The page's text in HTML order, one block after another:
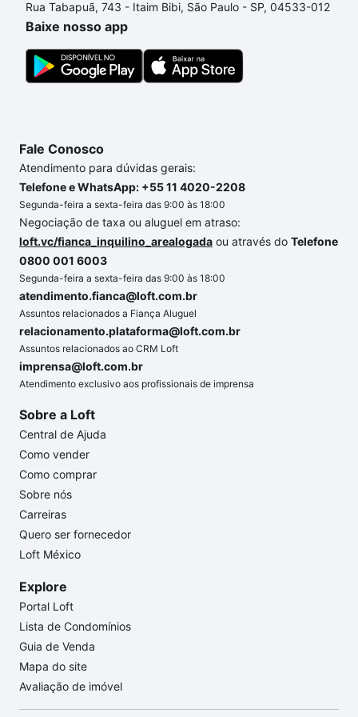
custa comprar um apartamento e conte com a
gente para comprar o imóvel dos seus sonhos com
segurança e conforto. Loft, com você até as
chaves.
Rua Tabapuã, 743 - Itaim Bibi, São Paulo - SP, 04533-012
Baixe nosso app
Fale Conosco
Atendimento para dúvidas gerais:
Telefone e WhatsApp: +55 11 4020-2208
Segunda-feira a sexta-feira das 9:00 às 18:00
Negociação de taxa ou aluguel em atraso:
loft.vc/fianca_inquilino_arealogada ou através do Telefone
0800 001 6003
Segunda-feira a sexta-feira das 9:00 às 18:00
atendimento.fianca@loft.com.br
Assuntos relacionados a Fiança Aluguel
relacionamento.plataforma@loft.com.br
Assuntos relacionados ao CRM Loft
imprensa@loft.com.br
Atendimento exclusivo aos profissionais de imprensa
Sobre a Loft
Central de Ajuda
Como vender
Como comprar
Sobre nós
Carreiras
Quero ser fornecedor
Loft México
Explore
Portal Loft
Lista de Condomínios
Guia de Venda
Mapa do site
Avaliação de imóvel